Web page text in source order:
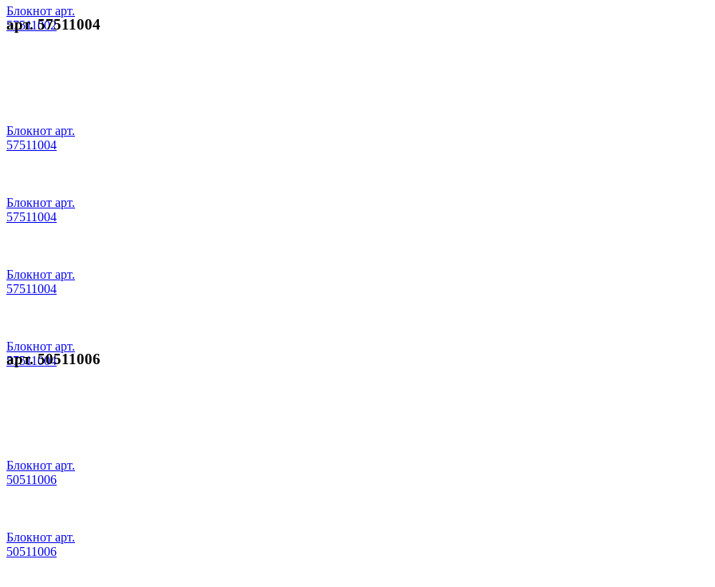
Блокнот арт.
57511002
арт. 57511004
Блокнот арт.
57511004
Блокнот арт.
57511004
Блокнот арт.
57511004
Блокнот арт.
57511004
арт. 50511006
Блокнот арт.
50511006
Блокнот арт.
50511006